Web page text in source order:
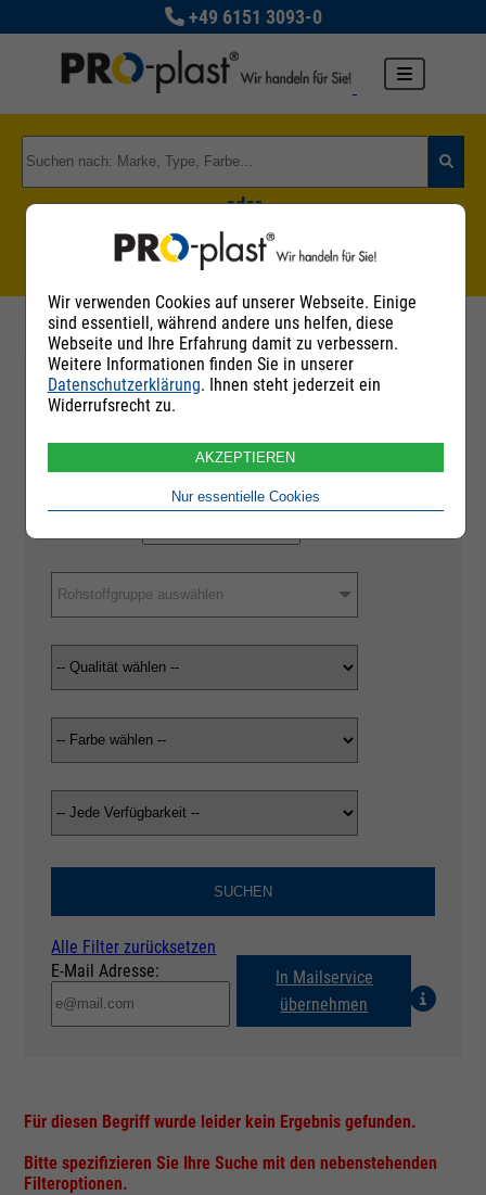
+49 6151 3093-0
oder
Zu den Rohstoffgruppen
Filter
Rohstoffgruppe auswählen
SUCHEN
Alle Filter zurücksetzen
E-Mail Adresse:
In Mailservice
übernehmen
Für diesen Begriff wurde leider kein Ergebnis gefunden.
Bitte spezifizieren Sie Ihre Suche mit den nebenstehenden
Filteroptionen.
Wir verwenden Cookies auf unserer Webseite. Einige
sind essentiell, während andere uns helfen, diese
Webseite und Ihre Erfahrung damit zu verbessern.
Weitere Informationen finden Sie in unserer
Datenschutzerklärung. Ihnen steht jederzeit ein
Widerrufsrecht zu.
AKZEPTIEREN
Nur essentielle Cookies